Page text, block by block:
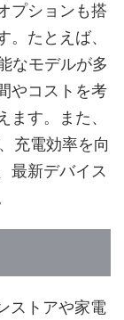
プションも搭
たとえば、
なモデルが多
やコストを考
ます。また、
充電効率を向
最新デバイス
ストアや家電